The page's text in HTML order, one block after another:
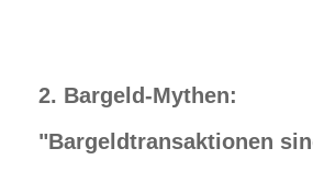
2. Bargeld-Mythen:
"Bargeldtransaktionen